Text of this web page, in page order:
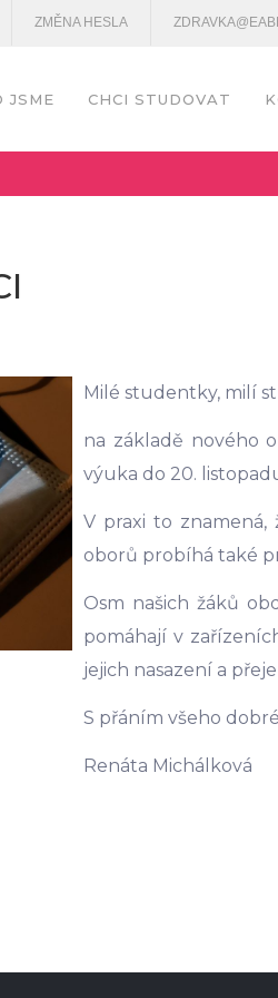
ZMĚNA HESLA
JSME CHCI STUDOVAT
Milé studentky, milí
na základě nového
výuka do 20.
V praxi to
oborů probíhá také
Osm našich žáků
pomáhají v
jejich nasazení a
S přáním všeho
Renáta Michálková